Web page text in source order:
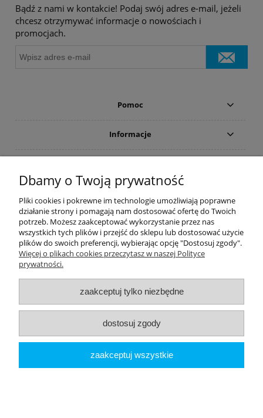
Bądź z nami w kontakcie! Podaj swój adres e-mail, jeżeli
chcesz otrzymywać informacje o nowościach i
promocjach.
Pomoc
Informacje
PRODUCENCI
Popularne kategorie
Dive Factory 24-aleja 29 Listopada 165-
woj. małopolskie - NIP 9452184931
tel.12 418 39 59-sklep@divefactory24.pl
pokaż pełną wersję strony
Sklep internetowy Shoper.pl
Dbamy o Twoją prywatność
Pliki cookies i pokrewne im technologie umożliwiają poprawne
działanie strony i pomagają nam dostosować ofertę do Twoich
potrzeb. Możesz zaakceptować wykorzystanie przez nas
wszystkich tych plików i przejść do sklepu lub dostosować użycie
plików do swoich preferencji, wybierając opcję "Dostosuj zgody".
Więcej o plikach cookies przeczytasz w naszej Polityce
prywatności.
zaakceptuj tylko niezbędne
dostosuj zgody
zaakceptuj wszystkie